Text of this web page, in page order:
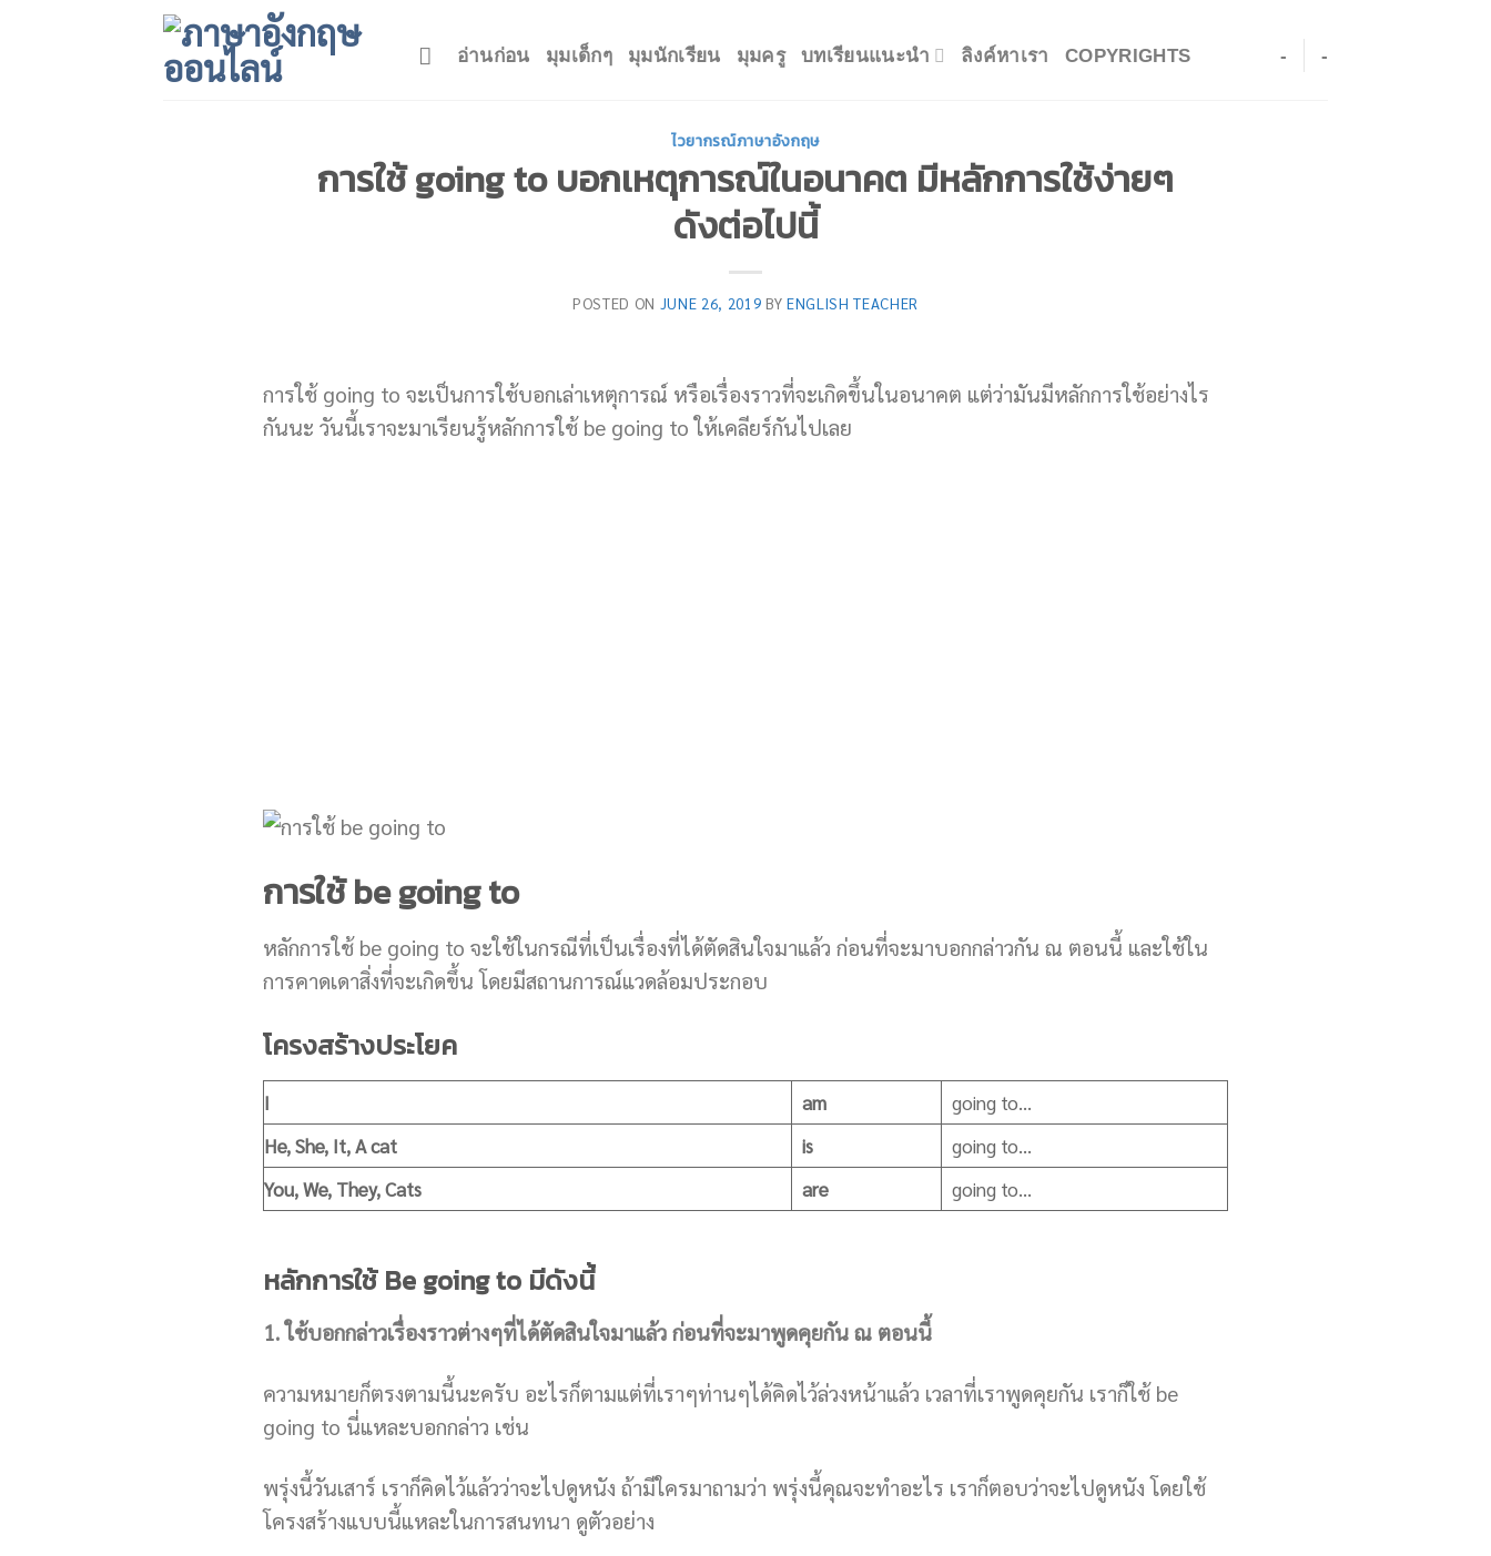
อ่านก่อน มุมเด็กๆ มุมนักเรียน มุมครู บทเรียนแนะนำ ลิงค์หาเรา COPYRIGHTS - -
ไวยากรณ์ภาษาอังกฤษ
การใช้ going to บอกเหตุการณ์ในอนาคต มีหลักการใช้ง่ายๆ
ดังต่อไปนี้
POSTED ON JUNE 26, 2019 BYENGLISH TEACHER
การใช้ going to จะเป็นการใช้บอกเล่าเหตุการณ์ หรือเรื่องราวที่จะเกิดขึ้นในอนาคต แต่ว่ามันมีหลักการใช้อย่างไร
กันนะ วันนี้เราจะมาเรียนรู้หลักการใช้ be going to ให้เคลียร์กันไปเลย
การใช้ be going to
หลักการใช้ be going to จะใช้ในกรณีที่เป็นเรื่องที่ได้ตัดสินใจมาแล้ว ก่อนที่จะมาบอกกล่าวกัน ณ ตอนนี้ และใช้ใน
การคาดเดาสิ่งที่จะเกิดขึ้น โดยมีสถานการณ์แวดล้อมประกอบ
โครงสร้างประโยค
I am
going to…
He, She, It, A cat
is
going to…
You, We, They, Cats
are going to…
หลักการใช้ Be going to มีดังนี้
1. ใช้บอกกล่าวเรื่องราวต่างๆที่ได้ตัดสินใจมาแล้ว ก่อนที่จะมาพูดคุยกัน ณ ตอนนี้
ความหมายก็ตรงตามนี้นะครับ อะไรก็ตามแต่ที่เราๆท่านๆได้คิดไว้ล่วงหน้าแล้ว เวลาที่เราพูดคุยกัน เราก็ใช้ be
going to นี่แหละบอกกล่าว เช่น
พรุ่งนี้วันเสาร์ เราก็คิดไว้แล้วว่าจะไปดูหนัง ถ้ามีใครมาถามว่า พรุ่งนี้คุณจะทำอะไร เราก็ตอบว่าจะไปดูหนัง โดยใช้
โครงสร้างแบบนี้แหละในการสนทนา ดูตัวอย่าง